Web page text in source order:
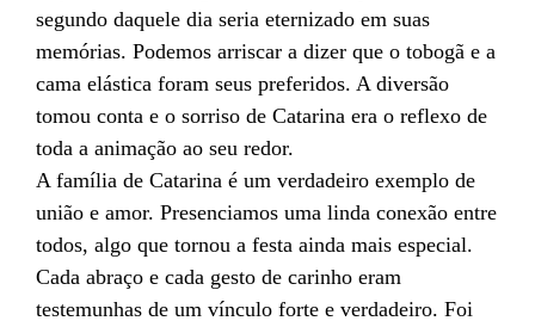
segundo daquele dia seria eternizado em suas
memórias. Podemos arriscar a dizer que o tobogã e a
cama elástica foram seus preferidos. A diversão
tomou conta e o sorriso de Catarina era o reflexo de
toda a animação ao seu redor.
A família de Catarina é um verdadeiro exemplo de
união e amor. Presenciamos uma linda conexão entre
todos, algo que tornou a festa ainda mais especial.
Cada abraço e cada gesto de carinho eram
testemunhas de um vínculo forte e verdadeiro. Foi